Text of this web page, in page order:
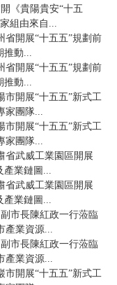
《貴陽貴安“十五
組由來自...
開展“十五五”規劃前
動...
開展“十五五”規劃前
動...
開展“十五五”新式工
團隊...
開展“十五五”新式工
團隊...
武威工業園區開展
業鏈圖...
武威工業園區開展
業鏈圖...
市長陳紅政一行蒞臨
業資源...
市長陳紅政一行蒞臨
業資源...
開展“十五五”新式工